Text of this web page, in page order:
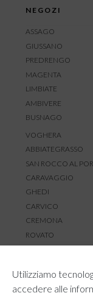
Utilizziamo
accedere alle
NEGOZI
ASSAGO
GIUSSANO
PREDRENGO
MAGENTA
LIMBIATE
AMBIVERE
BUSNAGO
VOGHERA
ABBIATEGRASSO
SAN ROCCO AL
CARAVAGGIO
GHEDI
CARVICO
CREMONA
ROVATO